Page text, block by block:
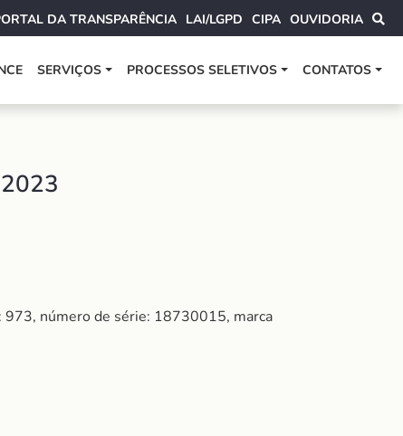
DA TRANSPARÊNCIA LAI/LGPD CIPA OUVIDORIA
SERVIÇOS PROCESSOS SELETIVOS CONTATOS
973, número de série: 18730015, marca